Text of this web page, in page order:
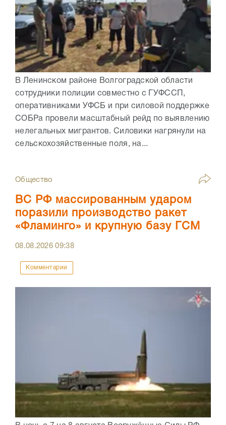
В Ленинском районе Волгоградской области
сотрудники полиции совместно с ГУФССП,
оперативниками УФСБ и при силовой поддержке
СОБРа провели масштабный рейд по выявлению
нелегальных мигрантов. Силовики нагрянули на
сельскохозяйственные поля, на...
Общество
ВС РФ массированным ударом
поразили производство ракет
«Фламинго» и крупную базу ГСМ
08.08.202609:38
Комментарии